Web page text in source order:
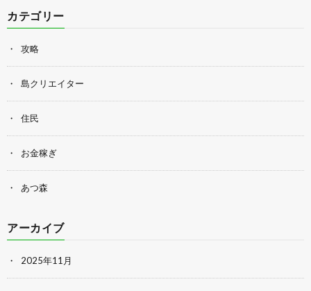
カテゴリー
攻略
島クリエイター
住民
お金稼ぎ
あつ森
アーカイブ
2025年11月